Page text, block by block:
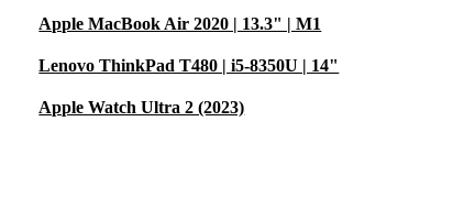
Apple MacBook Air 2020 | 13.3" | M1
Lenovo ThinkPad T480 | i5-8350U | 14"
Apple Watch Ultra 2 (2023)